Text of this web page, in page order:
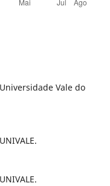
Vale do